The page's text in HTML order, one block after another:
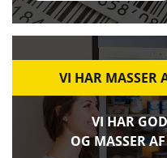
VI HAR MASSER
VI HAR
OG MASSER